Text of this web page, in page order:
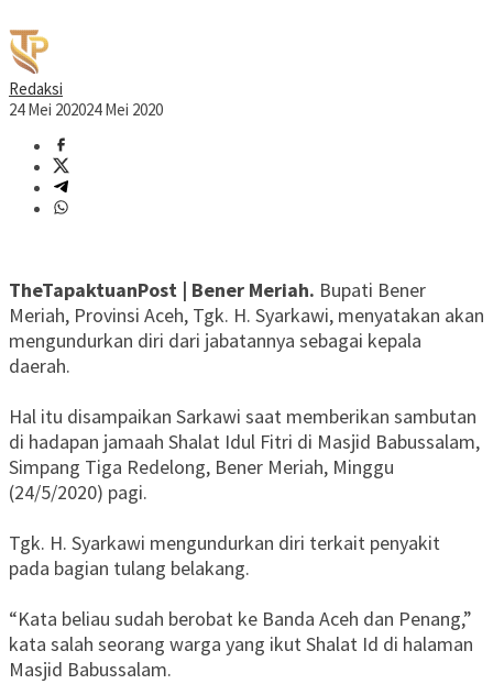
Redaksi
24 Mei 202024 Mei 2020
TheTapaktuanPost | Bener Meriah. Bupati Bener
Meriah, Provinsi Aceh, Tgk. H. Syarkawi, menyatakan akan
mengundurkan diri dari jabatannya sebagai kepala
daerah.
Hal itu disampaikan Sarkawi saat memberikan sambutan
di hadapan jamaah Shalat Idul Fitri di Masjid Babussalam,
Simpang Tiga Redelong, Bener Meriah, Minggu
(24/5/2020) pagi.
Tgk. H. Syarkawi mengundurkan diri terkait penyakit
pada bagian tulang belakang.
“Kata beliau sudah berobat ke Banda Aceh dan Penang,”
kata salah seorang warga yang ikut Shalat Id di halaman
Masjid Babussalam.